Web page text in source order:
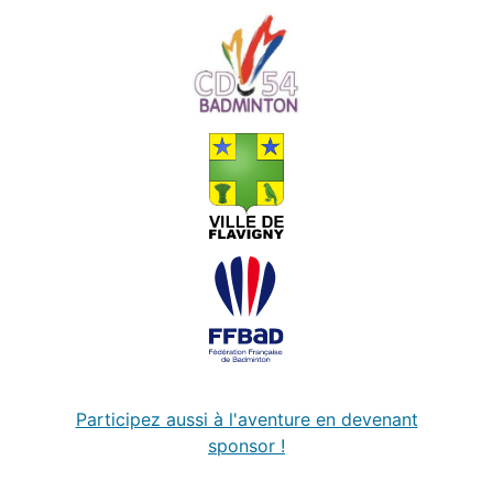
Participez aussi à l'aventure en devenant
sponsor !